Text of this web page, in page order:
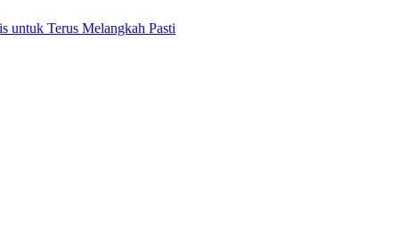
Terus Melangkah Pasti